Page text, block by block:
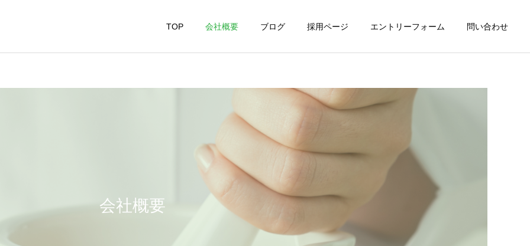
TOP 会社概要 ブログ 採用ページ エントリーフォーム 問い合わせ
会社概要